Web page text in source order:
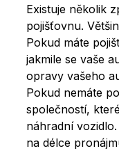
Existuje několik
pojišťovnu.
Pokud máte
jakmile se vaše
opravy vašeho
Pokud nemáte
společností,
náhradní
na délce